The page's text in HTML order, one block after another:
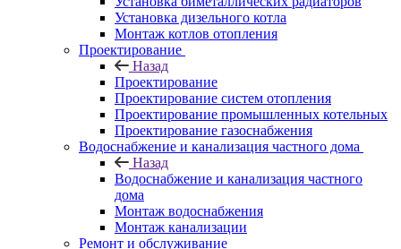
Установка дизельного котла
Монтаж котлов отопления
Проектирование
Назад
Проектирование
Проектирование систем отопления
Проектирование промышленных котельных
Проектирование газоснабжения
Водоснабжение и канализация частного дома
Назад
Водоснабжение и канализация частного
дома
Монтаж водоснабжения
Монтаж канализации
Ремонт и обслуживание